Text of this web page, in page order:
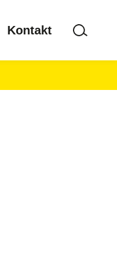
Kontakt